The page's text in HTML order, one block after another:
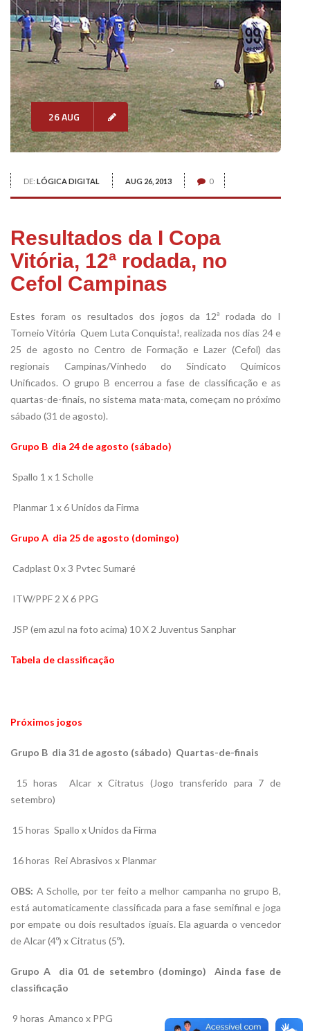
26 AUG
DE: LÓGICA DIGITAL AUG 26, 2013 0
Resultados da I Copa
Vitória, 12ª rodada, no
Cefol Campinas
Estes foram os resultados dos jogos da 12ª rodada do I
Torneio Vitória  Quem Luta Conquista!, realizada nos dias 24 e
25 de agosto no Centro de Formação e Lazer (Cefol) das
regionais Campinas/Vinhedo do Sindicato Químicos
Unificados. O grupo B encerrou a fase de classificação e as
quartas-de-finais, no sistema mata-mata, começam no próximo
sábado (31 de agosto).
Grupo B  dia 24 de agosto (sábado)
Spallo 1 x 1 Scholle
Planmar 1 x 6 Unidos da Firma
Grupo A  dia 25 de agosto (domingo)
Cadplast 0 x 3 Pvtec Sumaré
ITW/PPF 2 X 6 PPG
JSP (em azul na foto acima) 10 X 2 Juventus Sanphar
Tabela de classificação
Próximos jogos
Grupo B  dia 31 de agosto (sábado)  Quartas-de-finais
15 horas  Alcar x Citratus (Jogo transferido para 7 de
setembro)
15 horas  Spallo x Unidos da Firma
16 horas  Rei Abrasivos x Planmar
OBS: A Scholle, por ter feito a melhor campanha no grupo B,
está automaticamente classificada para a fase semifinal e joga
por empate ou dois resultados iguais. Ela aguarda o vencedor
de Alcar (4º) x Citratus (5º).
Grupo A  dia 01 de setembro (domingo)  Ainda fase de
classificação
9 horas  Amanco x PPG